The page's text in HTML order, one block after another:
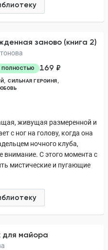
заново (книга 2)
ПОЛНОСТЬЮ 169 ₽
СИЛЬНАЯ ГЕРОИНЯ
живущая размеренной и
с ног на голову, когда она
ночного клуба,
внимание. С этого момента с
мистические и пугающие
майора